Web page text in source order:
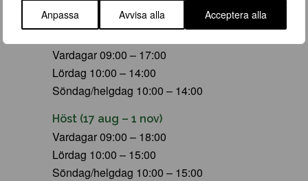
Anpassa Avvisa alla Acceptera alla
Söndag/helgdag 10:00 – 16:00
Vardagar 09:00 – 17:00
Lördag 10:00 – 14:00
Söndag/helgdag 10:00 – 14:00
Höst (17 aug – 1 nov)
Vardagar 09:00 – 18:00
Lördag 10:00 – 15:00
Söndag/helgdag 10:00 – 15:00